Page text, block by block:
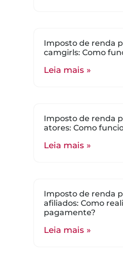
Imposto de renda
camgirls: Como
Leia mais »
Imposto de renda
atores: Como
Leia mais »
Imposto de renda
afiliados: Como
pagamente?
Leia mais »